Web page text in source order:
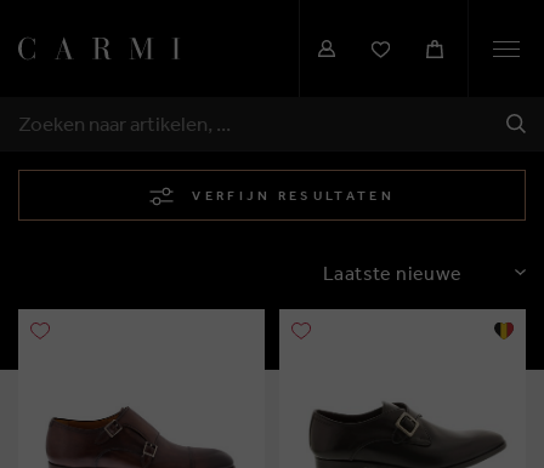
ZOEKEN
VERFIJN RESULTATEN
SORTEREN